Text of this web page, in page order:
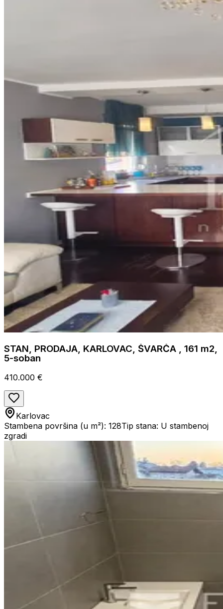
STAN, PRODAJA, KARLOVAC, ŠVARČA , 161 m2,
5-soban
410.000 €
Karlovac
Stambena površina (u m²): 128Tip stana: U stambenoj
zgradi